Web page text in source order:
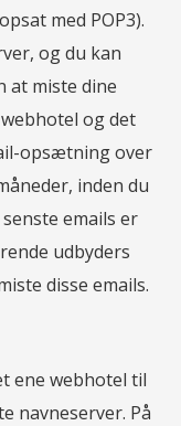
med POP3).
og du kan
at miste dine
og det
opsætning over
inden du
emails er
udbyders
disse emails.
ene webhotel til
navneserver. På